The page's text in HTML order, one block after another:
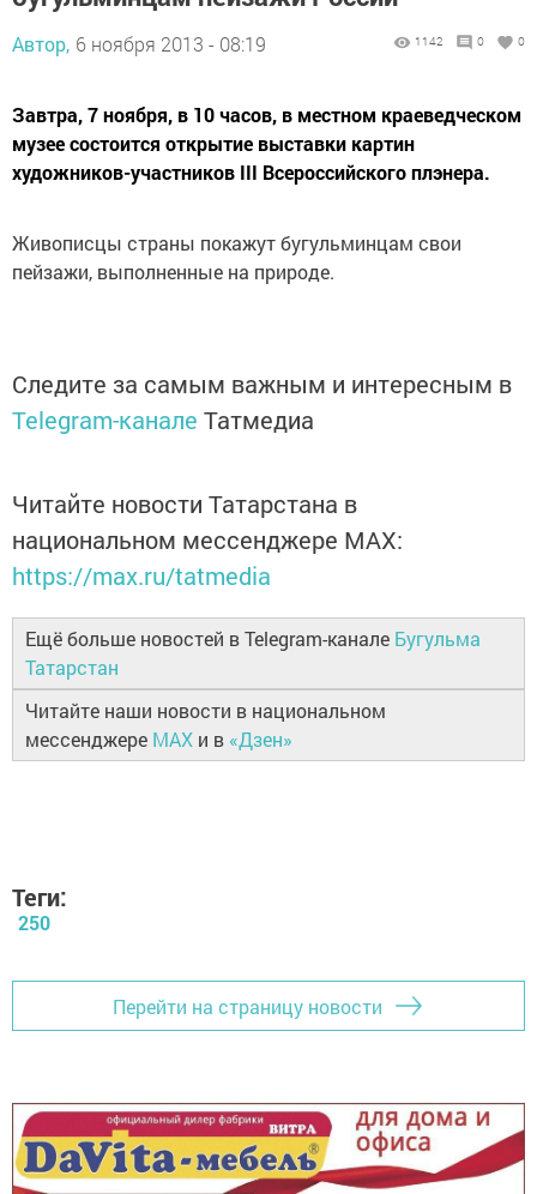
Автор, 6 ноября 2013 - 08:19 1142 0 0
Завтра, 7 ноября, в 10 часов, в местном краеведческом
музее состоится открытие выставки картин
художников-участников III Всероссийского плэнера.
Живописцы страны покажут бугульминцам свои
пейзажи, выполненные на природе.
Следите за самым важным и интересным в
Telegram-канале Татмедиа
Читайте новости Татарстана в
национальном мессенджере MАХ:
https://max.ru/tatmedia
Ещё больше новостей в Telegram-канале Бугульма
Татарстан
Читайте наши новости в национальном
мессенджере MAX и в «Дзен»
Теги:
250
Перейти на страницу новости